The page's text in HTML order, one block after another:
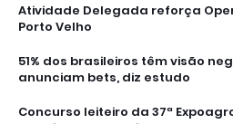
Atividade Delegada reforça
Porto Velho
51% dos brasileiros têm visão
anunciam bets, diz estudo
Concurso leiteiro da 37ª